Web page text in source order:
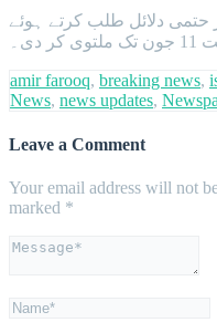
حتمی دلائل طلب کرتے ہوئے
amir farooq, breaking news,
News, news updates,
Leave a Comment
Your email address will not
marked *